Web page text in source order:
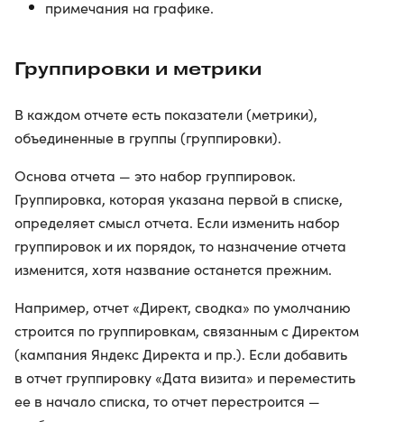
примечания на графике.
Группировки и метрики
В каждом отчете есть показатели (метрики),
объединенные в группы (группировки).
Основа отчета — это набор группировок.
Группировка, которая указана первой в списке,
определяет смысл отчета. Если изменить набор
группировок и их порядок, то назначение отчета
изменится, хотя название останется прежним.
Например, отчет «Директ, сводка» по умолчанию
строится по группировкам, связанным с Директом
(кампания Яндекс Директа и пр.). Если добавить
в отчет группировку «Дата визита» и переместить
ее в начало списка, то отчет перестроится —